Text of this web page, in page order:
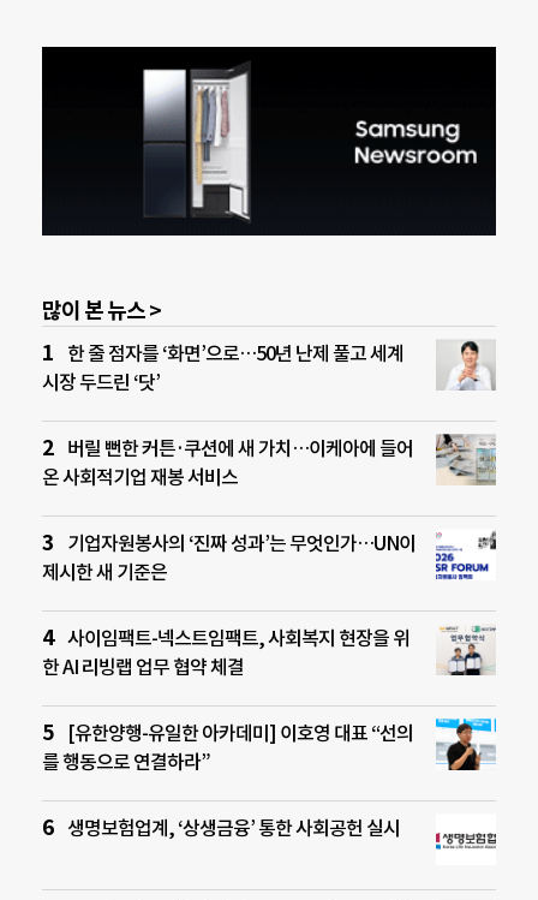
많이 본 뉴스 >
한 줄 점자를 ‘화면’으로…50년 난제 풀고 세계
시장 두드린 ‘닷’
버릴 뻔한 커튼·쿠션에 새 가치…이케아에 들어
온 사회적기업 재봉 서비스
기업자원봉사의 ‘진짜 성과’는 무엇인가…UN이
제시한 새 기준은
사이임팩트-넥스트임팩트, 사회복지 현장을 위
한 AI 리빙랩 업무 협약 체결
[유한양행-유일한 아카데미] 이호영 대표 “선의
를 행동으로 연결하라”
생명보험업계, ‘상생금융’ 통한 사회공헌 실시